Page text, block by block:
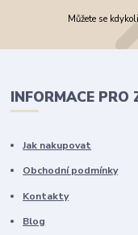
Můžete se
INFORMACE
Jak nakupovat
Obchodní podmínky
Kontakty
Blog